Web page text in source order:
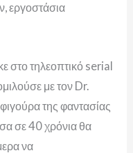
εργοστάσια
στο τηλεοπτικό serial
με τον Dr.
της φαντασίας
σε 40 χρόνια θα
να